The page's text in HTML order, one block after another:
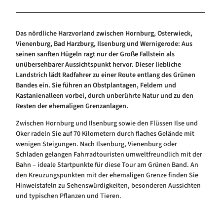
Das nördliche Harzvorland zwischen Hornburg, Osterwieck,
Vienenburg, Bad Harzburg, Ilsenburg und Wernigerode: Aus
seinen sanften Hügeln ragt nur der Große Fallstein als
unübersehbarer Aussichtspunkt hervor. Dieser liebliche
Landstrich lädt Radfahrer zu einer Route entlang des Grünen
Bandes ein. Sie führen an Obstplantagen, Feldern und
Kastanienalleen vorbei, durch unberührte Natur und zu den
Resten der ehemaligen Grenzanlagen.
Zwischen Hornburg und Ilsenburg sowie den Flüssen Ilse und
Oker radeln Sie auf 70 Kilometern durch flaches Gelände mit
wenigen Steigungen. Nach Ilsenburg, Vienenburg oder
Schladen gelangen Fahrradtouristen umweltfreundlich mit der
Bahn – ideale Startpunkte für diese Tour am Grünen Band. An
den Kreuzungspunkten mit der ehemaligen Grenze finden Sie
Hinweistafeln zu Sehenswürdigkeiten, besonderen Aussichten
und typischen Pflanzen und Tieren.